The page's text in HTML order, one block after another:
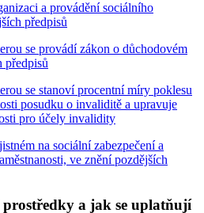
a provádění sociálního
předpisů
se provádí zákon o důchodovém
předpisů
se stanoví procentní míry poklesu
posudku o invaliditě a upravuje
pro účely invalidity
na sociální zabezpečení a
ve znění pozdějších
prostředky a jak se uplatňují